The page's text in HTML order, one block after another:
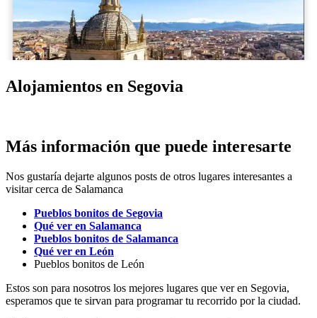
Alojamientos en Segovia
Más información que puede interesarte
Nos gustaría dejarte algunos posts de otros lugares interesantes a
visitar cerca de Salamanca
Pueblos bonitos de Segovia
Qué ver en Salamanca
Pueblos bonitos de Salamanca
Qué ver en León
Pueblos bonitos de León
Estos son para nosotros los mejores lugares que ver en Segovia,
esperamos que te sirvan para programar tu recorrido por la ciudad.